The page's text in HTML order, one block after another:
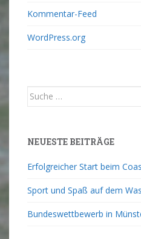
Kommentar-Feed
WordPress.org
NEUESTE BEITRÄGE
Erfolgreicher Start beim
Sport und Spaß auf dem
Bundeswettbewerb in